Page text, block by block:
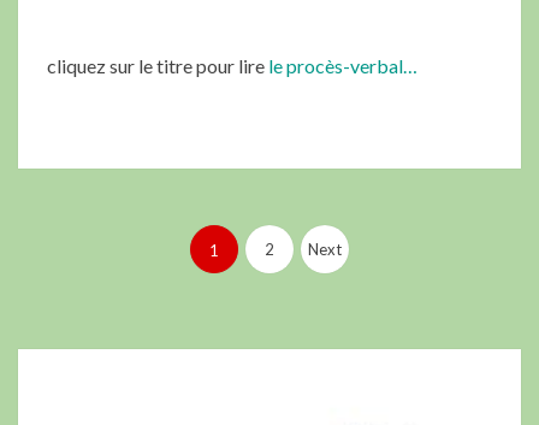
cliquez sur le titre pour lire le procès-verbal…
1 2 Next